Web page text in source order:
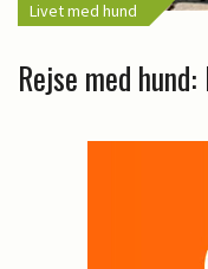
Livet med hund
Rejse med